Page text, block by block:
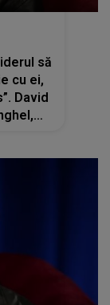
să
cu ei,
David